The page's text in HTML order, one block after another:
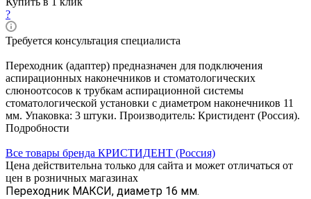
?
Требуется консультация специалиста
Переходник (адаптер) предназначен для подключения
аспирационных наконечников и стоматологических
слюноотсосов к трубкам аспирационной системы
стоматологической установки с диаметром наконечников 11
мм. Упаковка: 3 штуки. Производитель: Кристидент (Россия).
Подробности
Все товары бренда КРИСТИДЕНТ (Россия)
Цена действительна только для сайта и может отличаться от
цен в розничных магазинах
Переходник МАКСИ, диаметр 16 мм.